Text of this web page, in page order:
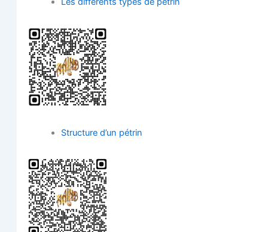
Struc­ture d’un pétrin